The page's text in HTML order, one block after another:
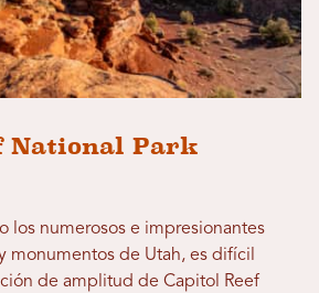
National Park
los numerosos e impresionantes
monumentos de Utah, es difícil
de amplitud de Capitol Reef